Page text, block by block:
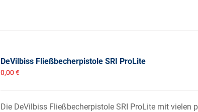
DeVilbiss Fließbecherpistole SRI ProLite
0,00 €
Die DeVilbiss Fließbecherpistole SRI ProLite mit